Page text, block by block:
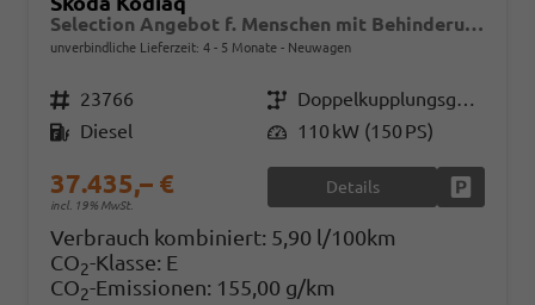
Selection Angebot f. Menschen mit Behinderung 100%! 2.0 TDI 150PS DSG, 17" Alu, Parksensoren v/h, Rückfahrkamera, 3-Zonen-Climatronic, SunSet, Sitzheizung, Side Assist, Fernlicht-Assist, Tempomat, Infotainment 10" + Smartlink, Virtual Cockpit, M-Leder
unverbindliche Lieferzeit: 4 - 5 Monate Neuwagen
Fahrzeugnr. 23766 Getriebe
Doppelkupplungsgetriebe (DSG)
Kraftstoff Diesel Leistung 110 kW (150 PS)
37.435,– €
incl. 19% MwSt.
Details
Verbrauch kombiniert: 5,90 l/100km
CO2-Klasse: E
CO2-Emissionen: 155,00 g/km